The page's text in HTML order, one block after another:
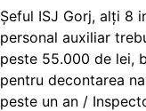
Șeful ISJ Gorj, alți 8
personal auxiliar
peste 55.000 de lei,
pentru decontarea
peste un an /